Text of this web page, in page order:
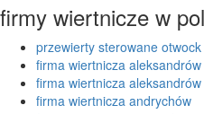
firmy wiertnicze w
przewierty sterowane otwock
firma wiertnicza
firma wiertnicza aleksandrów
firma wiertnicza andrychów